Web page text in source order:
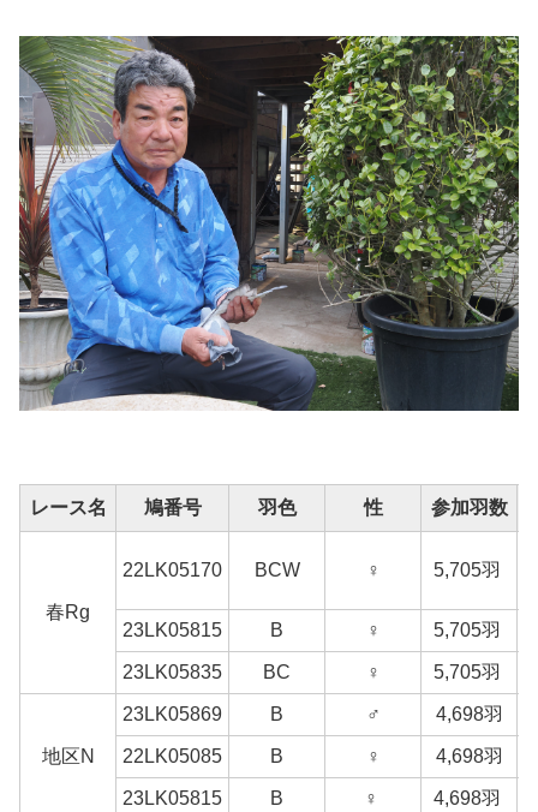
レース名 鳩番号 羽色 性 参加羽数
春Rg
22LK05170 BCW ♀ 5,705羽
23LK05815 B ♀ 5,705羽
23LK05835 BC ♀ 5,705羽
地区N
23LK05869 B ♂ 4,698羽
22LK05085 B ♀ 4,698羽
23LK05815 B ♀ 4,698羽